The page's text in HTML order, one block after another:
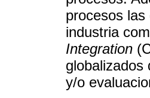
procesos
industria
Integration
globalizados
y/o